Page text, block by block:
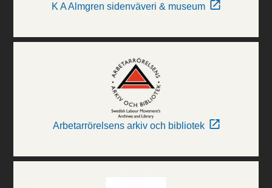
K A Almgren sidenväveri & museum
Arbetarrörelsens arkiv och bibliotek